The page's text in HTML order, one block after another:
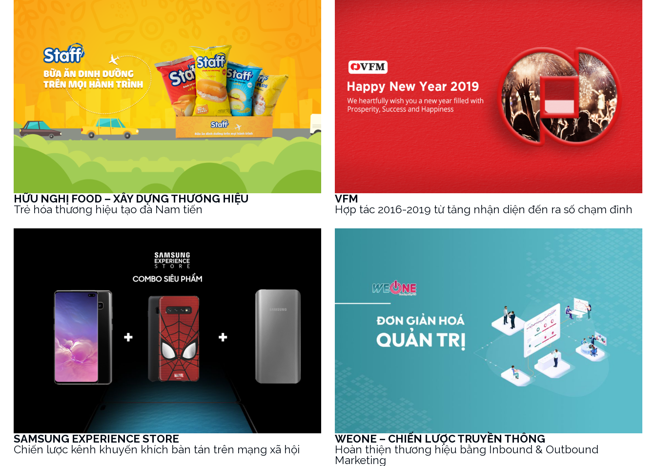
HỮU NGHỊ FOOD – XÂY DỰNG THƯƠNG HIỆU
Trẻ hóa thương hiệu tạo đà Nam tiến
VFM
Hợp tác 2016-2019 từ tăng nhận diện đến ra số chạm đỉnh
SAMSUNG EXPERIENCE STORE
Chiến lược kênh khuyến khích bàn tán trên mạng xã hội
WEONE – CHIẾN LƯỢC TRUYỀN THÔNG
Hoàn thiện thương hiệu bằng Inbound & Outbound
Marketing